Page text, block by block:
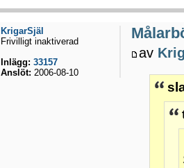
av
KrigarSjäl
Frivilligt inaktiverad
Inlägg: 33157
Anslöt: 2006-08-10